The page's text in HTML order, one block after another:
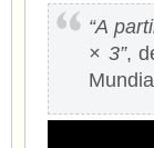
“A
× 3”,